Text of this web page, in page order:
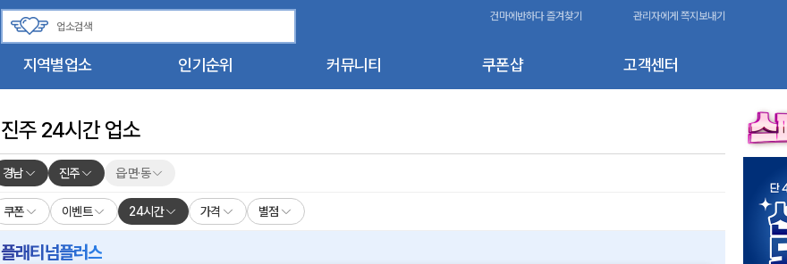
지역별업소 인기순위 커뮤니티 쿠폰샵 고객센터
건마에반하다 즐겨찾기 관리자에게 쪽지보내기
진주 24시간 업소
경남 진주 읍·면·동
쿠폰 이벤트 24시간 가격 별점
플래티넘플러스